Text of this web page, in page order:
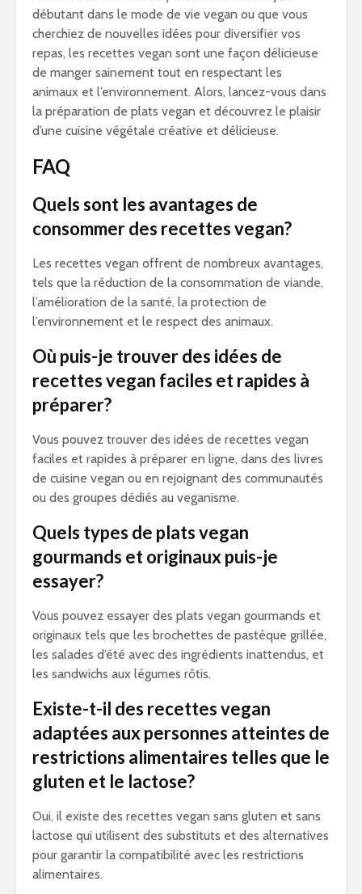
débutant dans le mode de vie vegan ou que vous
cherchiez de nouvelles idées pour diversifier vos
repas, les recettes vegan sont une façon délicieuse
de manger sainement tout en respectant les
animaux et l’environnement. Alors, lancez-vous dans
la préparation de plats vegan et découvrez le plaisir
d’une cuisine végétale créative et délicieuse.
FAQ
Quels sont les avantages de
consommer des recettes vegan?
Les recettes vegan offrent de nombreux avantages,
tels que la réduction de la consommation de viande,
l’amélioration de la santé, la protection de
l’environnement et le respect des animaux.
Où puis-je trouver des idées de
recettes vegan faciles et rapides à
préparer?
Vous pouvez trouver des idées de recettes vegan
faciles et rapides à préparer en ligne, dans des livres
de cuisine vegan ou en rejoignant des communautés
ou des groupes dédiés au veganisme.
Quels types de plats vegan
gourmands et originaux puis-je
essayer?
Vous pouvez essayer des plats vegan gourmands et
originaux tels que les brochettes de pastèque grillée,
les salades d’été avec des ingrédients inattendus, et
les sandwichs aux légumes rôtis.
Existe-t-il des recettes vegan
adaptées aux personnes atteintes de
restrictions alimentaires telles que le
gluten et le lactose?
Oui, il existe des recettes vegan sans gluten et sans
lactose qui utilisent des substituts et des alternatives
pour garantir la compatibilité avec les restrictions
alimentaires.